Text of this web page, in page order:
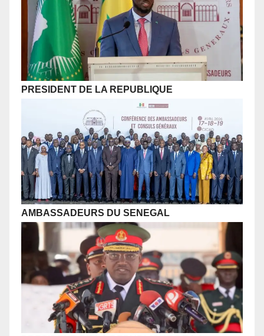
PRESIDENT DE LA REPUBLIQUE
AMBASSADEURS DU SENEGAL